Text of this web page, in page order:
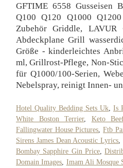
GFTIME 6558 Gusseisen
Q100 Q120 Q1000
Zubehör Griddle,
Abdeckplane Grill
Größe - kinderleichtes
ml, Grillrost-Pflege, Non-
für Q1000/100-Serien,
Nebelspray, reinigt Innen-
Hotel Quality Bedding Sets Uk Is
White Boston Terrier, Keto
Fallingwater House Pictures ,Ftb
Sirens James Dean Acoustic Lyrics
Bombay Sapphire Gin Price,
Domain Images Imam Ali Mosque